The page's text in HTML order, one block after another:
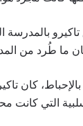
تاكيرو
ما طُرد من
كان
التي كانت